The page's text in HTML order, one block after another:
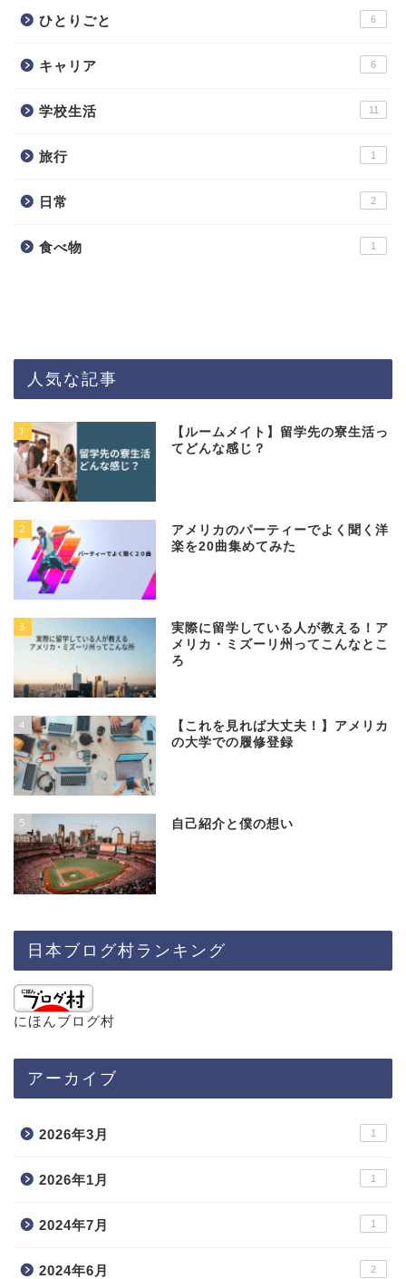
ひとりごと 6
キャリア 6
学校生活 11
旅行 1
日常 2
食べ物 1
人気な記事
1
【ルームメイト】留学先の寮生活っ
てどんな感じ？
2
アメリカのパーティーでよく聞く洋
楽を20曲集めてみた
3
実際に留学している人が教える！ア
メリカ・ミズーリ州ってこんなとこ
ろ
4
【これを見れば大丈夫！】アメリカ
の大学での履修登録
5 自己紹介と僕の想い
日本ブログ村ランキング
にほんブログ村
アーカイブ
2026年3月 1
2026年1月 1
2024年7月 1
2024年6月 2